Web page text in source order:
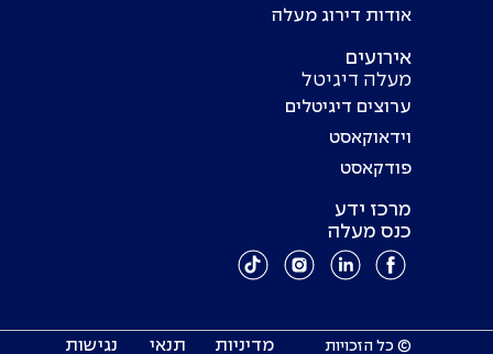
אודות דירוג מעלה
אירועים
מעלה דיגיטל
ערוצים דיגיטלים
וידאוקאסט
פודקאסט
מרכז ידע
כנס מעלה
© כל הזכויות מדיניות תנאי נגישות